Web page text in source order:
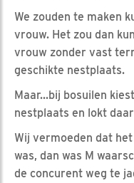
We zouden te maken
vrouw. Het zou dan
vrouw zonder vast
geschikte nestplaats.
Maar...bij bosuilen
nestplaats en lokt
Wij vermoeden dat
was, dan was M
de concurent weg te